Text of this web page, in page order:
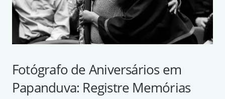
Fotógrafo de Aniversários em
Papanduva: Registre Memórias